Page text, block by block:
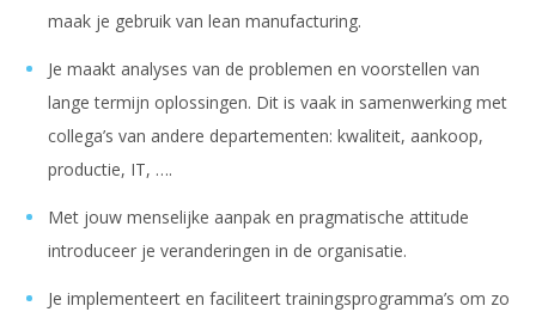
maak je gebruik van lean manufacturing.
Je maakt analyses van de problemen en voorstellen van
lange termijn oplossingen. Dit is vaak in samenwerking met
collega’s van andere departementen: kwaliteit, aankoop,
productie, IT, ….
Met jouw menselijke aanpak en pragmatische attitude
introduceer je veranderingen in de organisatie.
Je implementeert en faciliteert trainingsprogramma’s om zo